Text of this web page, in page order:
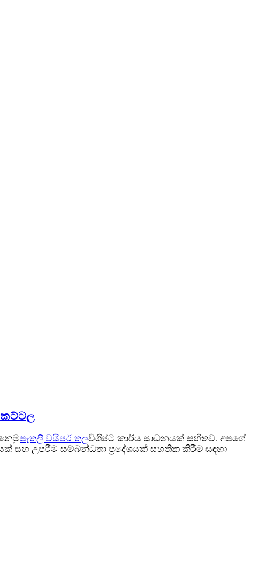
කට්ටල
පැතලි වයිපර් තලවිශිෂ්ට කාර්ය සාධනයක් සහිතව. අපගේ
සහ උපරිම සම්බන්ධතා ප්‍රදේශයක් සහතික කිරීම සඳහා